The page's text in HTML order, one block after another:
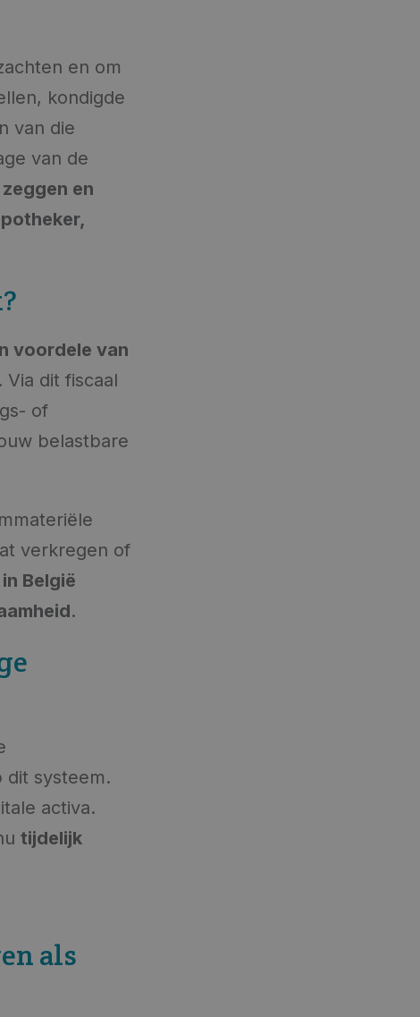
en om
kondigde
van die
van de
en
voordele van
. Via dit fiscaal
of
belastbare
verkregen of
België
.
dit systeem.
activa.
tijdelijk
als